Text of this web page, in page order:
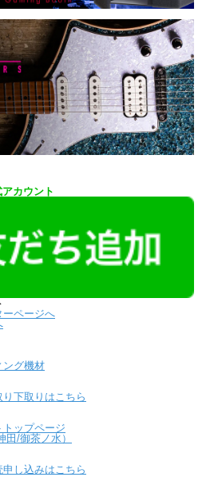
カウント
ーページへ
ング機材
下取りはこちら
ップページ
/御茶ノ水）
し込みはこちら